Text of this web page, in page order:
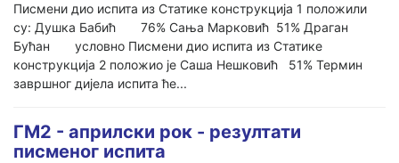
Писмени дио испита из Статике конструкција 1 положили
су: Душка Бабић 76% Сања Марковић 51% Драган
Бућан условно Писмени дио испита из Статике
конструкција 2 положио је Саша Нешковић 51% Термин
завршног дијела испита ће...
ГМ2 - априлски рок - резултати
писменог испита